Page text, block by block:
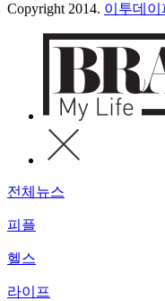
Copyright 2014. 이투데이
전체뉴스
피플
헬스
라이프